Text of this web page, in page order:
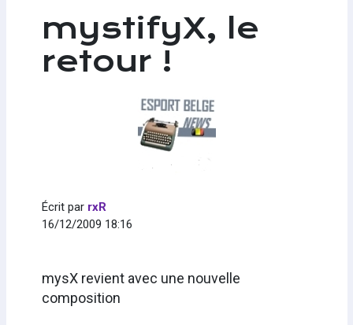
mystifyX, le
retour !
Écrit par rxR
16/12/2009 18:16
mysX revient avec une nouvelle
composition